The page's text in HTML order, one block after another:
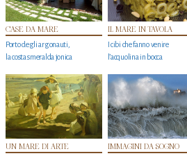
CASE DA MARE
Porto degli argonauti,
la costa smeralda jonica
IL MARE IN TAVOLA
I cibi che fanno venire
l’acquolina in bocca
UN MARE DI ARTE IMMAGINI DA SOGNO